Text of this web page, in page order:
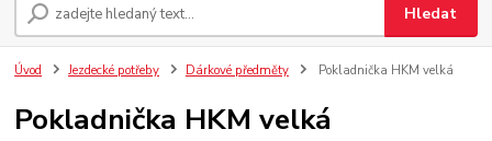
Hledat
Úvod Jezdecké potřeby Dárkové předměty Pokladnička HKM velká
Pokladnička HKM velká